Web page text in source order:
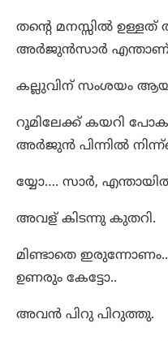
തന്റെ മനസ്സിൽ ഉള്ളത്
അർജുൻസാർ എന്താണ്
കല്ലുവിന് സംശയം
റൂമിലേക്ക് കയറി
അർജുൻ പിന്നിൽ
യ്യോ…. സാർ,
അവള് കിടന്നു കുതറി.
മിണ്ടാതെ ഇരുന്നോണം..
ഉണരും കേട്ടോ..
അവൻ പിറു പിറുത്തു.